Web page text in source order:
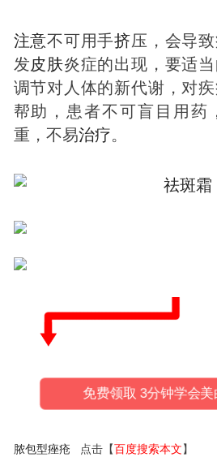
注意不可用手挤压，会导
发皮肤炎症的出现，要适
调节对人体的新代谢，对
帮助，患者不可盲目用药
重，不易治疗。
免费领取 3分钟学会
脓包型痤疮 点击【百度搜索本文】